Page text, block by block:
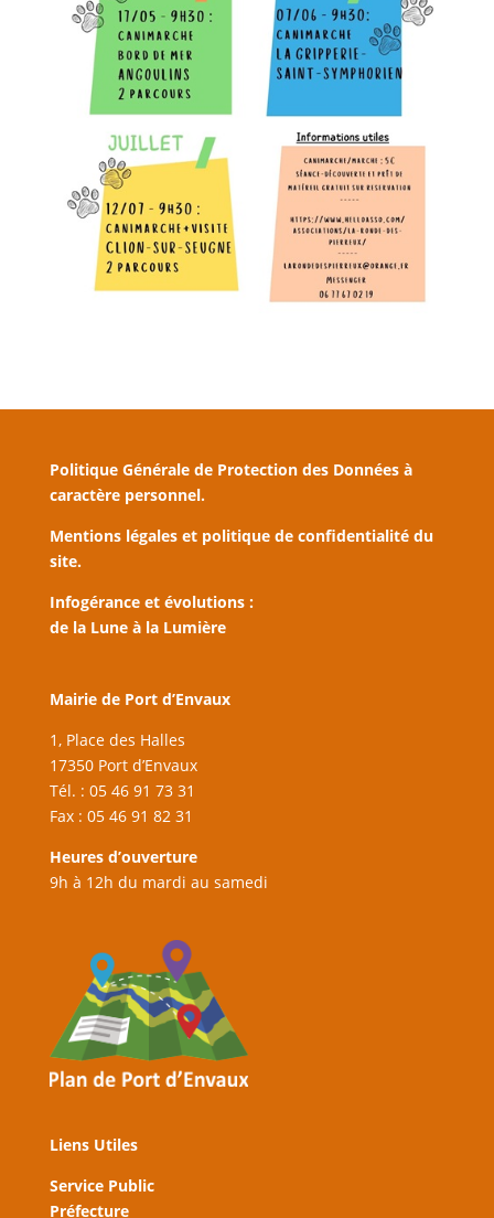
Politique Générale de Protection des Données à
caractère personnel.
Mentions légales et politique de confidentialité du
site.
Infogérance et évolutions :
de la Lune à la Lumière
Mairie de Port d’Envaux
1, Place des Halles
17350 Port d’Envaux
Tél. : 05 46 91 73 31
Fax : 05 46 91 82 31
Heures d’ouverture
9h à 12h du mardi au samedi
Liens Utiles
Service Public
Préfecture